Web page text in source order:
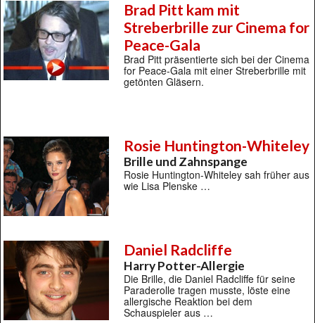
Brad Pitt kam mit
Streberbrille zur Cinema for
Peace-Gala
Brad Pitt präsentierte sich bei der Cinema
for Peace-Gala mit einer Streberbrille mit
getönten Gläsern.
Rosie Huntington-Whiteley
Brille und Zahnspange
Rosie Huntington-Whiteley sah früher aus
wie Lisa Plenske …
Daniel Radcliffe
Harry Potter-Allergie
Die Brille, die Daniel Radcliffe für seine
Paraderolle tragen musste, löste eine
allergische Reaktion bei dem
Schauspieler aus …